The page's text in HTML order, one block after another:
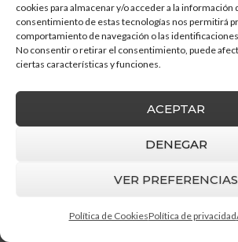
cookies para almacenar y/o acceder a la información
consentimiento de estas tecnologías nos permitirá
comportamiento de navegación o las
No consentir o retirar el consentimiento, puede
ciertas características y funciones.
ACEPTAR
DENEGAR
VER PREFERENCIAS
Política de CookiesPolítica de privacidad
© 2026 |Aviso Legal